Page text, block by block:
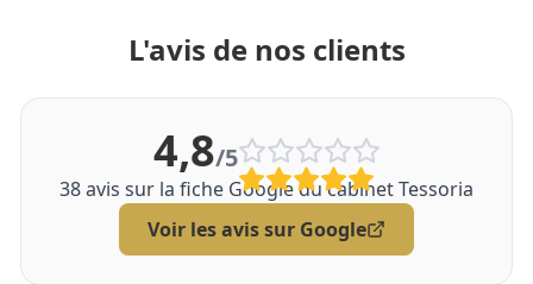
L'avis de nos clients
4,8/5
38avis sur la fiche Google du cabinet Tessoria
Voir les avis sur Google